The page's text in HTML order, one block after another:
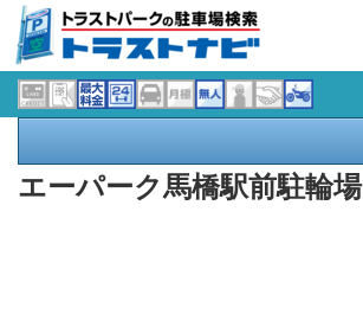
エーパーク馬橋駅前駐輪場